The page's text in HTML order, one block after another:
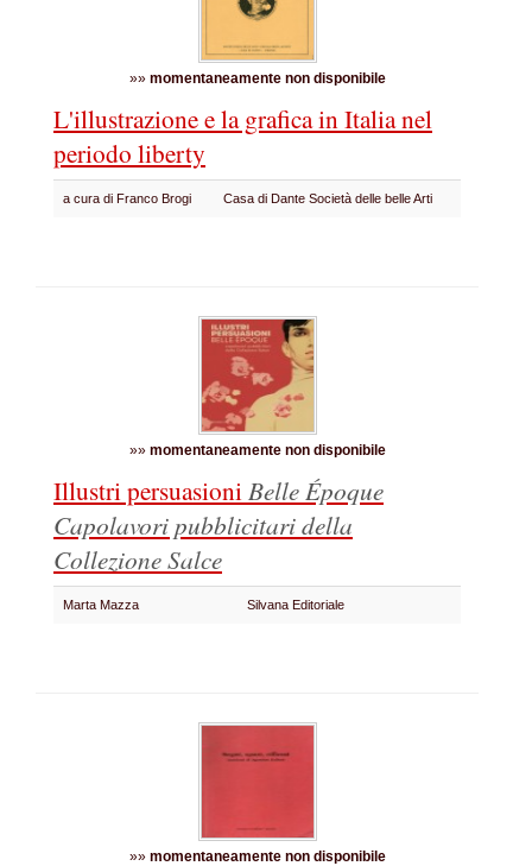
»» momentaneamente non disponibile
L'illustrazione e la grafica in Italia nel
periodo liberty
a cura di Franco Brogi Casa di Dante Società delle belle Arti
»» momentaneamente non disponibile
Illustri persuasioniBelle Époque
Capolavori pubblicitari della
Collezione Salce
Marta Mazza Silvana Editoriale
»» momentaneamente non disponibile